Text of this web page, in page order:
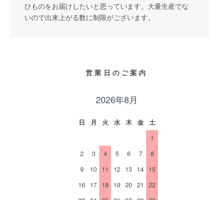
ひものをお届けしたいと思っています。大量生産でな
いので出来上がる数に制限がございます。
営業日のご案内
2026年8月
日 月 火 水 木 金
土
1
2
3 4 5 6 7
8
9
10 11 12 13 14 15
16 17 18 19 20 21
22